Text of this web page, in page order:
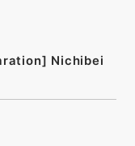
Nichibei